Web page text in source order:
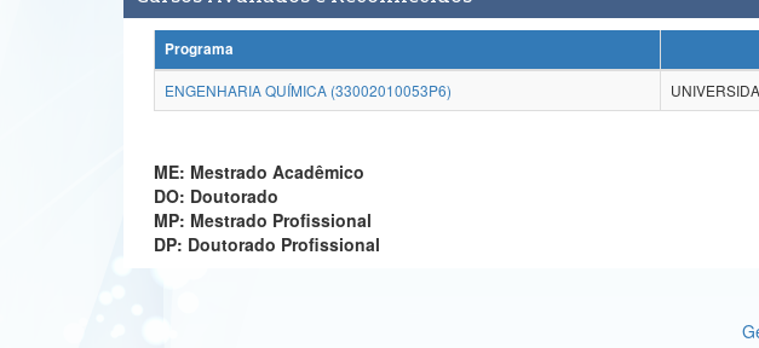
Programa
ENGENHARIA QUÍMICA (33002010053P6)
ME: Mestrado Acadêmico
DO: Doutorado
MP: Mestrado Profissional
DP: Doutorado Profissional